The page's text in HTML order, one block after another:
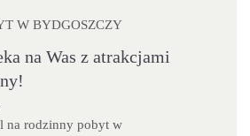
W BYDGOSZCZY
na Was z atrakcjami
na rodzinny pobyt w